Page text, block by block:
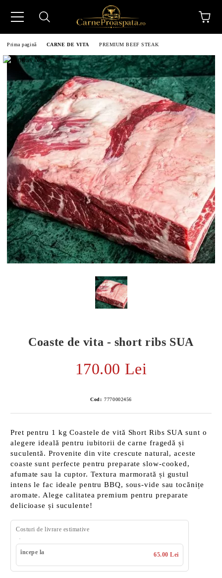
Prima pagină CARNE DE VITA PREMIUM BEEF STEAK
Coaste de vita - short ribs SUA
170.00 Lei
Cod: 7770002456
Pret pentru 1 kg Coastele de vită Short Ribs SUA sunt o
alegere ideală pentru iubitorii de carne fragedă și
suculentă. Provenite din vite crescute natural, aceste
coaste sunt perfecte pentru preparate slow-cooked,
afumate sau la cuptor. Textura marmorată și gustul
intens le fac ideale pentru BBQ, sous-vide sau tocănițe
aromate. Alege calitatea premium pentru preparate
delicioase și suculente!
Costuri de livrare estimative
începe la 65.00 Lei